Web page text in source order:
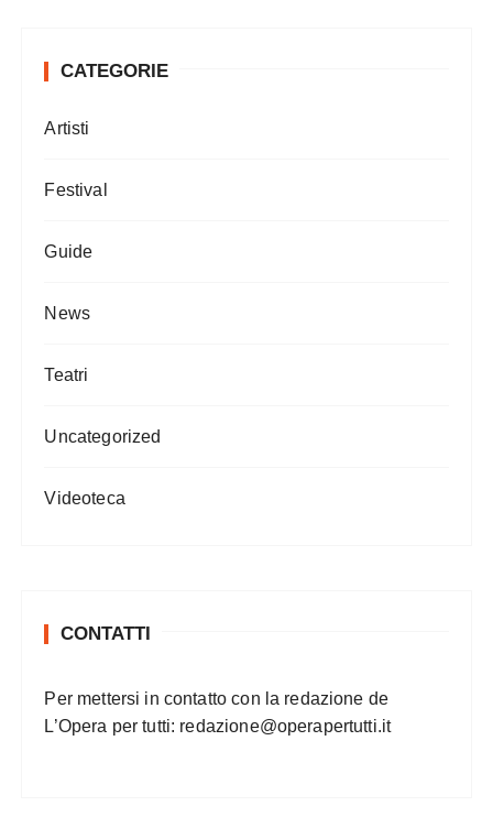
CATEGORIE
Artisti
Festival
Guide
News
Teatri
Uncategorized
Videoteca
CONTATTI
Per mettersi in contatto con la redazione de
L’Opera per tutti: redazione@operapertutti.it